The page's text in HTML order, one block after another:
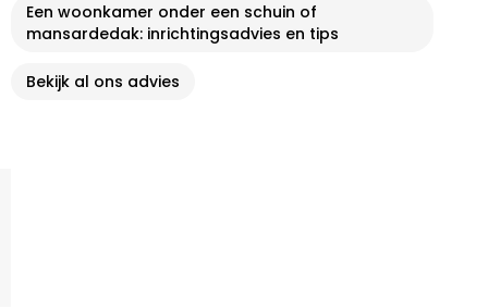
Een woonkamer onder een schuin of
mansardedak: inrichtingsadvies en tips
Bekijk al ons advies